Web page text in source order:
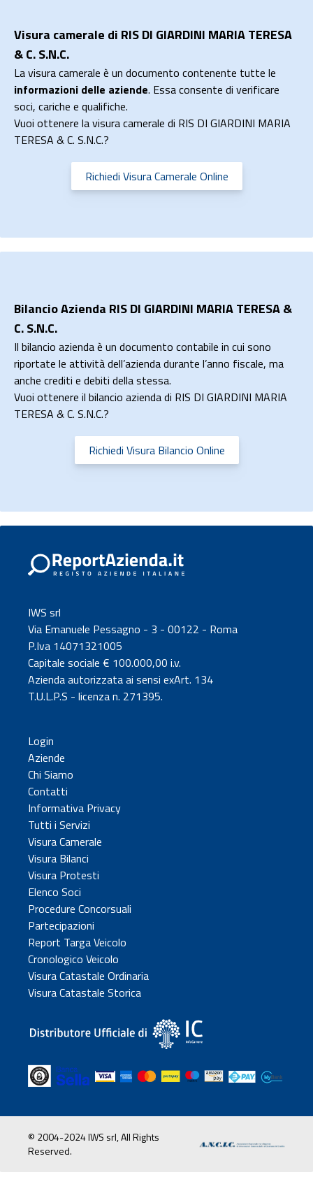
Visura camerale di RIS DI GIARDINI MARIA TERESA
& C. S.N.C.
La visura camerale è un documento contenente tutte le
informazioni delle aziende. Essa consente di verificare
soci, cariche e qualifiche.
Vuoi ottenere la visura camerale di RIS DI GIARDINI MARIA
TERESA & C. S.N.C.?
Richiedi Visura Camerale Online
Bilancio Azienda RIS DI GIARDINI MARIA TERESA &
C. S.N.C.
Il bilancio azienda è un documento contabile in cui sono
riportate le attività dell’azienda durante l’anno fiscale, ma
anche crediti e debiti della stessa.
Vuoi ottenere il bilancio azienda di RIS DI GIARDINI MARIA
TERESA & C. S.N.C.?
Richiedi Visura Bilancio Online
IWS srl
Via Emanuele Pessagno - 3 - 00122 - Roma
P.Iva 14071321005
Capitale sociale € 100.000,00 i.v.
Azienda autorizzata ai sensi exArt. 134
T.U.L.P.S - licenza n. 271395.
Login
Aziende
Chi Siamo
Contatti
Informativa Privacy
Tutti i Servizi
Visura Camerale
Visura Bilanci
Visura Protesti
Elenco Soci
Procedure Concorsuali
Partecipazioni
Report Targa Veicolo
Cronologico Veicolo
Visura Catastale Ordinaria
Visura Catastale Storica
© 2004-2024 IWS srl, All Rights
Reserved.